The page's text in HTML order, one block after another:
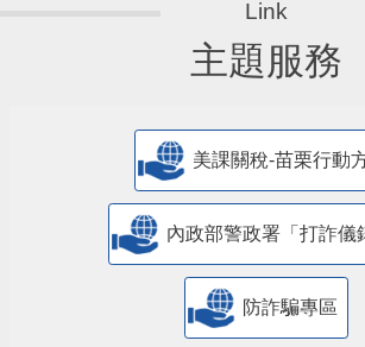
主題服務
美課關稅-苗栗行動
內政部警政署「打詐儀
防詐騙專區